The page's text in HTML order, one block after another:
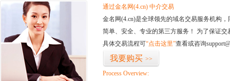
通过金名网(4.cn) 中介交易
金名网(4.cn)是全球领先的域名交易服务机构
简单、安全、专业的第三方服务！ 为了保证
具体交易流程可“点击这里”查看或咨询
我要购买 >>
Process Overview: